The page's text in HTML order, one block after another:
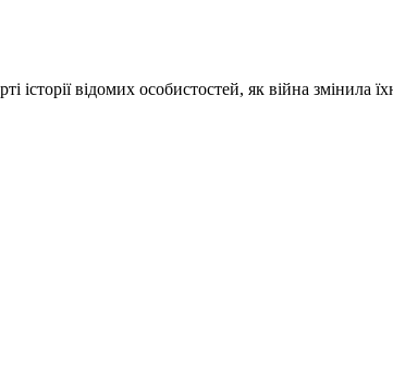
відомих особистостей, як війна змінила